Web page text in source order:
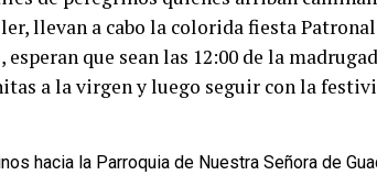
llevan a cabo la colorida fiesta
esperan que sean las 12:00 de la
a la virgen y luego seguir con la
hacia la Parroquia de Nuestra Señora de